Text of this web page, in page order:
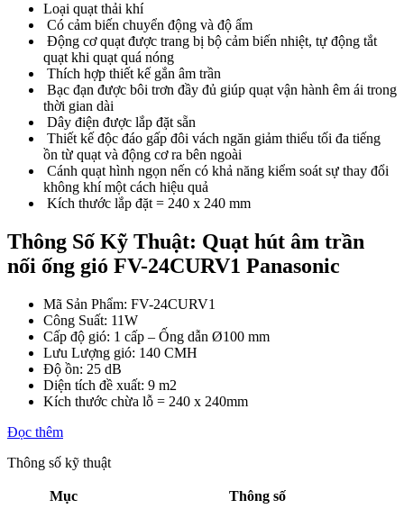
Loại quạt thải khí
Có cảm biến chuyển động và độ ẩm
Động cơ quạt được trang bị bộ cảm biến nhiệt, tự động tắt
quạt khi quạt quá nóng
Thích hợp thiết kế gắn âm trần
Bạc đạn được bôi trơn đầy đủ giúp quạt vận hành êm ái trong
thời gian dài
Dây điện được lắp đặt sẵn
Thiết kế độc đáo gấp đôi vách ngăn giảm thiểu tối đa tiếng
ồn từ quạt và động cơ ra bên ngoài
Cánh quạt hình ngọn nến có khả năng kiểm soát sự thay đổi
không khí một cách hiệu quả
Kích thước lắp đặt = 240 x 240 mm
Thông Số Kỹ Thuật: Quạt hút âm trần
nối ống gió FV-24CURV1 Panasonic
Mã Sản Phẩm: FV-24CURV1
Công Suất: 11W
Cấp độ gió: 1 cấp – Ống dẫn Ø100 mm
Lưu Lượng gió: 140 CMH
Độ ồn: 25 dB
Diện tích đề xuất: 9 m2
Kích thước chừa lỗ = 240 x 240mm
Đọc thêm
Thông số kỹ thuật
Mục Thông số